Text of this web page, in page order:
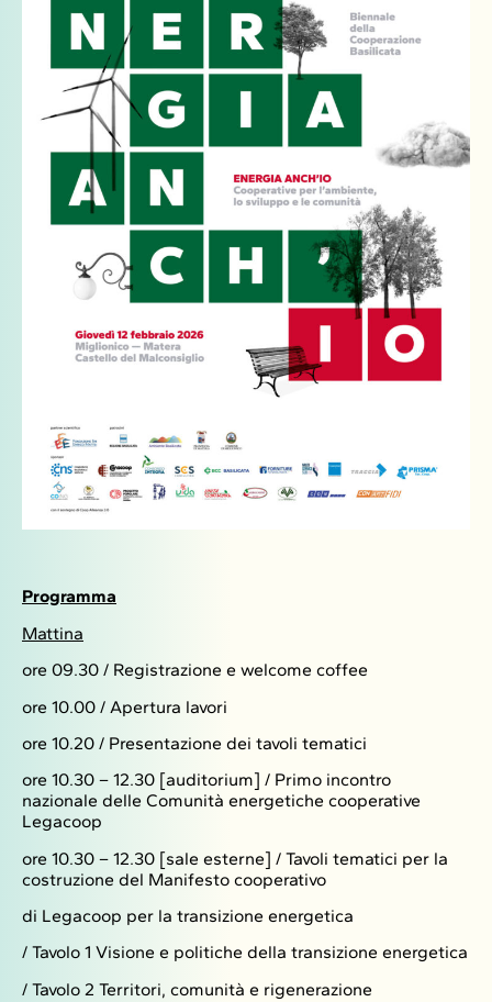
Programma
Mattina
ore 09.30 / Registrazione e welcome coffee
ore 10.00 / Apertura lavori
ore 10.20 / Presentazione dei tavoli tematici
ore 10.30 – 12.30 [auditorium] / Primo incontro
nazionale delle Comunità energetiche cooperative
Legacoop
ore 10.30 – 12.30 [sale esterne] / Tavoli tematici per la
costruzione del Manifesto cooperativo
di Legacoop per la transizione energetica
/ Tavolo 1 Visione e politiche della transizione energetica
/ Tavolo 2 Territori, comunità e rigenerazione